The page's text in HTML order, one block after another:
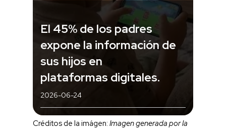
El 45% de los padres
expone la información de
sus hijos en
plataformas digitales.
2026-06-24
Créditos de la imágen: Imagen generada por la